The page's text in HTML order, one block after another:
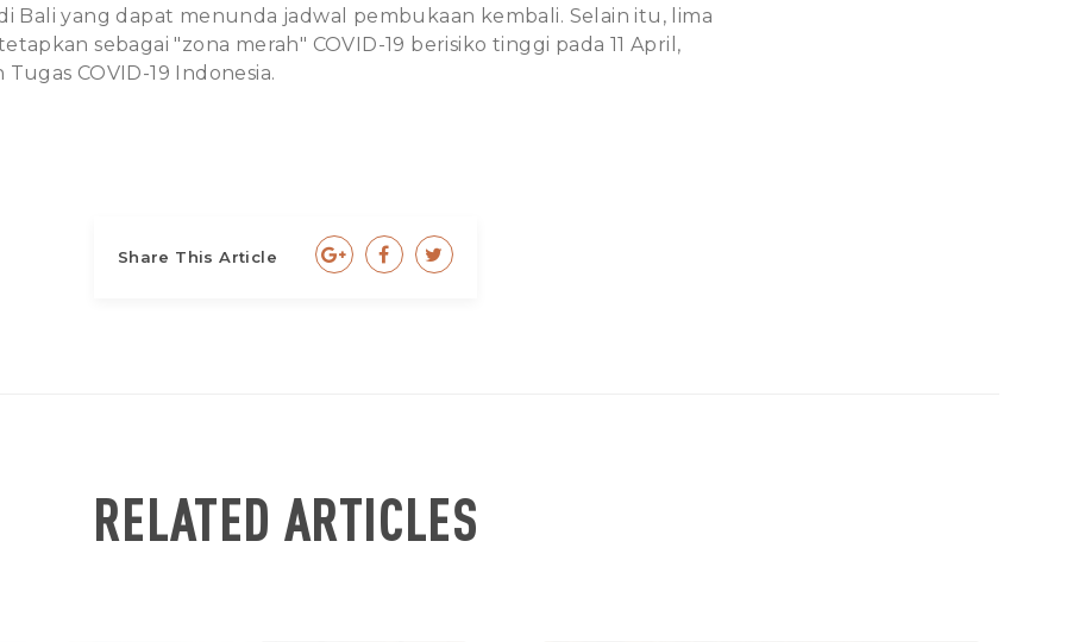
di Bali yang dapat menunda jadwal pembukaan kembali. Selain itu, lima
sebagai "zona merah" COVID-19 berisiko tinggi pada 11 April,
COVID-19 Indonesia.
Share This Article
RELATED ARTICLES